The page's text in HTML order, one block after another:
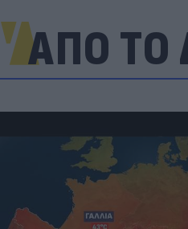
ΑΠΟ ΤΟ